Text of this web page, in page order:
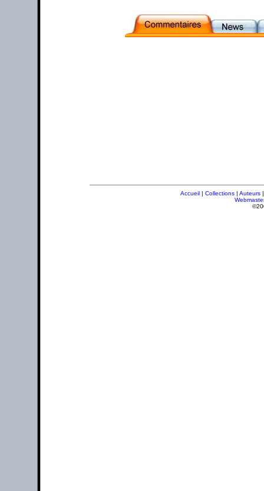
Accueil | Collections | Auteurs